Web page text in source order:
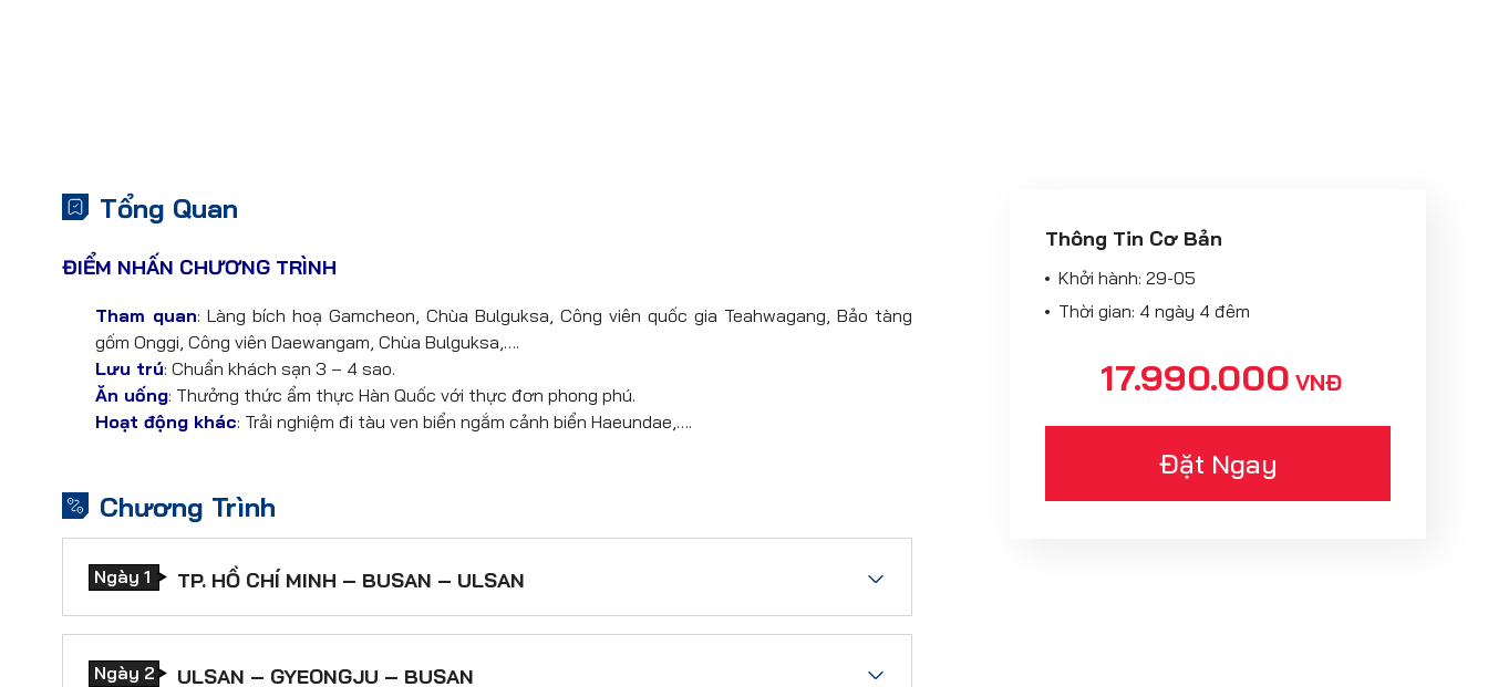
Tổng Quan
ĐIỂM NHẤN CHƯƠNG TRÌNH
Tham quan: Làng bích hoạ Gamcheon, Chùa Bulguksa, Công viên quốc gia Teahwagang, Bảo tàng
gốm Onggi, Công viên Daewangam, Chùa Bulguksa,….
Lưu trú: Chuẩn khách sạn 3 – 4 sao.
Ăn uống: Thưởng thức ẩm thực Hàn Quốc với thực đơn phong phú.
Hoạt động khác: Trải nghiệm đi tàu ven biển ngắm cảnh biển Haeundae,….
Chương Trình
Ngày 1 TP. HỒ CHÍ MINH – BUSAN – ULSAN
ĐÊM 1: TP. HỒ CHÍ MINH – BUSAN
Quý khách tập trung tại Cảng hàng không Quốc tế Tân Sơn Nhất theo giờ hẹn. HDV đón
Ngày 2 ULSAN – GYEONGJU – BUSAN
Thông Tin Cơ Bản
Khởi hành: 29-05
Thời gian: 4 ngày 4 đêm
17.990.000 VNĐ
Đặt Ngay